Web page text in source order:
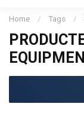
Home / Tags /